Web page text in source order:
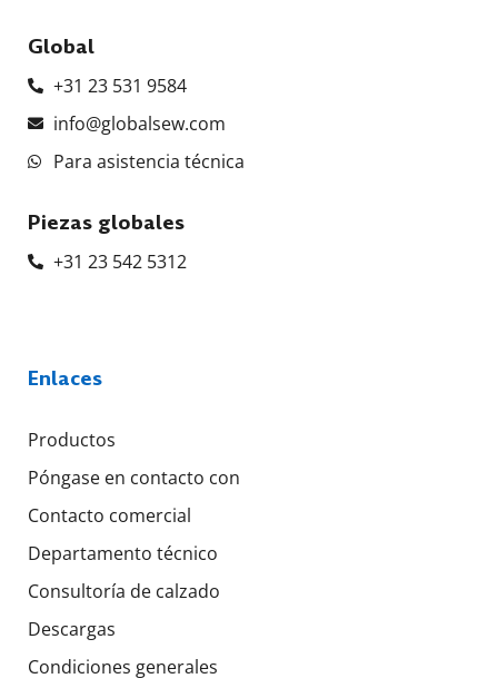
Global
+31 23 531 9584
info@globalsew.com
Para asistencia técnica
Piezas globales
+31 23 542 5312
Enlaces
Productos
Póngase en contacto con
Contacto comercial
Departamento técnico
Consultoría de calzado
Descargas
Condiciones generales